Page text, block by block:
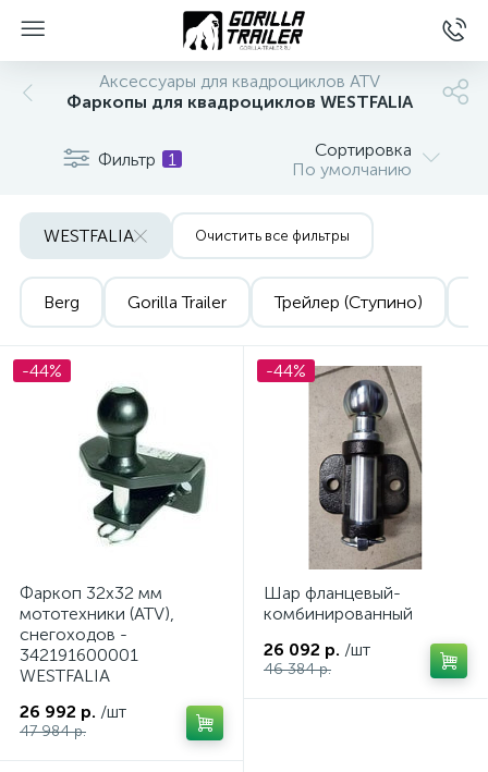
Аксессуары для квадроциклов ATV
Фаркопы для квадроциклов WESTFALIA
Фильтр 1
Сортировка
По умолчанию
WESTFALIA Очистить все фильтры
Berg Gorilla Trailer Трейлер (Ступино)
-44%
Фаркоп 32х32 мм
мототехники (ATV),
снегоходов -
342191600001
WESTFALIA
26 992 р. /шт
47 984 р.
-44%
Шар фланцевый-
комбинированный
26 092 р. /шт
46 384 р.